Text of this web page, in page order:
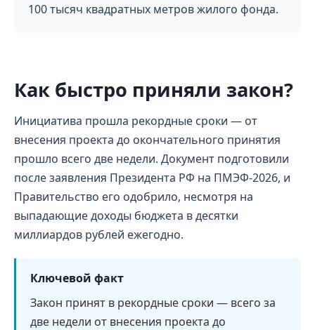
100 тысяч квадратных метров жилого фонда.
Как быстро приняли закон?
Инициатива прошла рекордные сроки — от
внесения проекта до окончательного принятия
прошло всего две недели. Документ подготовили
после заявления Президента РФ на ПМЭФ-2026, и
Правительство его одобрило, несмотря на
выпадающие доходы бюджета в десятки
миллиардов рублей ежегодно.
Ключевой факт
Закон принят в рекордные сроки — всего за
две недели от внесения проекта до